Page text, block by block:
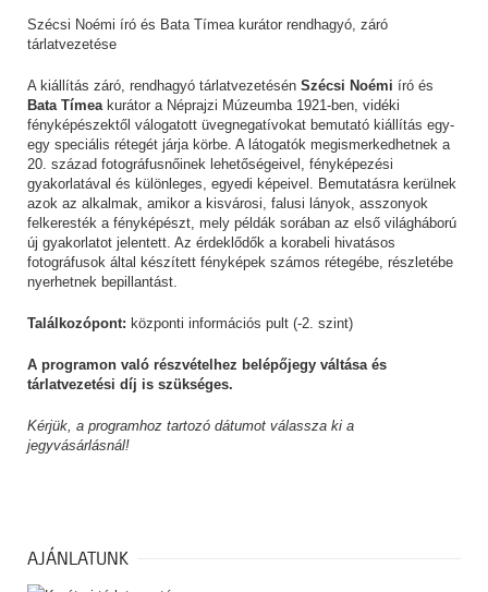
Szécsi Noémi író és Bata Tímea kurátor rendhagyó, záró
tárlatvezetése
A kiállítás záró, rendhagyó tárlatvezetésén Szécsi Noémi író és
Bata Tímea kurátor a Néprajzi Múzeumba 1921-ben, vidéki
fényképészektől válogatott üvegnegatívokat bemutató kiállítás egy-
egy speciális rétegét járja körbe. A látogatók megismerkedhetnek a
20. század fotográfusnőinek lehetőségeivel, fényképezési
gyakorlatával és különleges, egyedi képeivel. Bemutatásra kerülnek
azok az alkalmak, amikor a kisvárosi, falusi lányok, asszonyok
felkeresték a fényképészt, mely példák sorában az első világháború
új gyakorlatot jelentett. Az érdeklődők a korabeli hivatásos
fotográfusok által készített fényképek számos rétegébe, részletébe
nyerhetnek bepillantást.
Találkozópont: központi információs pult (-2. szint)
A programon való részvételhez belépőjegy váltása és
tárlatvezetési díj is szükséges.
Kérjük, a programhoz tartozó dátumot válassza ki a
jegyvásárlásnál!
AJÁNLATUNK